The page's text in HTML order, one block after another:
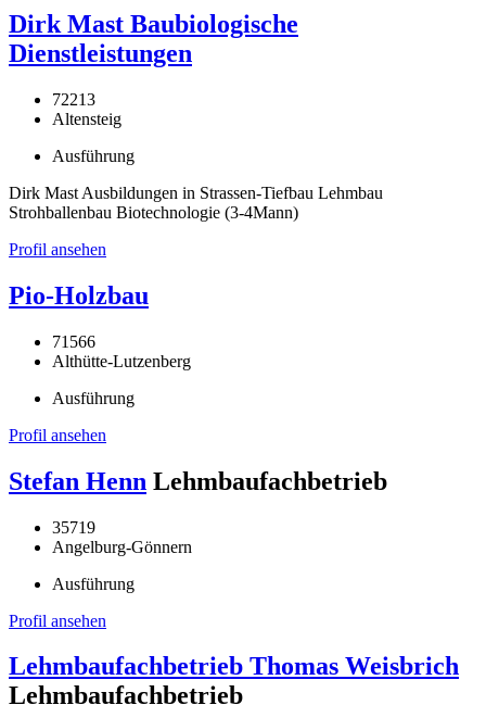
Dirk Mast Baubiologische
Dienstleistungen
72213
Altensteig
Ausführung
Dirk Mast Ausbildungen in Strassen-Tiefbau Lehmbau
Strohballenbau Biotechnologie (3-4Mann)
Profil ansehen
Pio-Holzbau
71566
Althütte-Lutzenberg
Ausführung
Profil ansehen
Stefan Henn Lehmbaufachbetrieb
35719
Angelburg-Gönnern
Ausführung
Profil ansehen
Lehmbaufachbetrieb Thomas Weisbrich
Lehmbaufachbetrieb